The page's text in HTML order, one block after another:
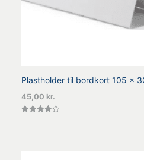
Plastholder til bordkort 105 x
45,00 kr.